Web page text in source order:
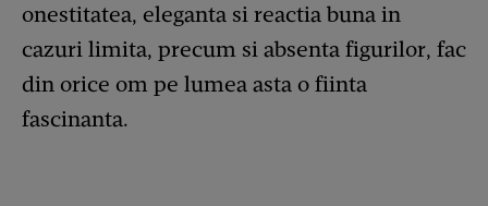
onestitatea, eleganta si reactia buna in
cazuri limita, precum si absenta figurilor, fac
din orice om pe lumea asta o fiinta
fascinanta.